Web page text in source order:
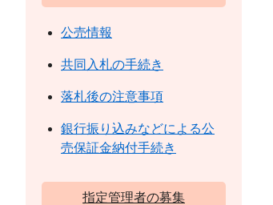
公売情報
共同入札の手続き
落札後の注意事項
銀行振り込みなどによる公
売保証金納付手続き
指定管理者の募集